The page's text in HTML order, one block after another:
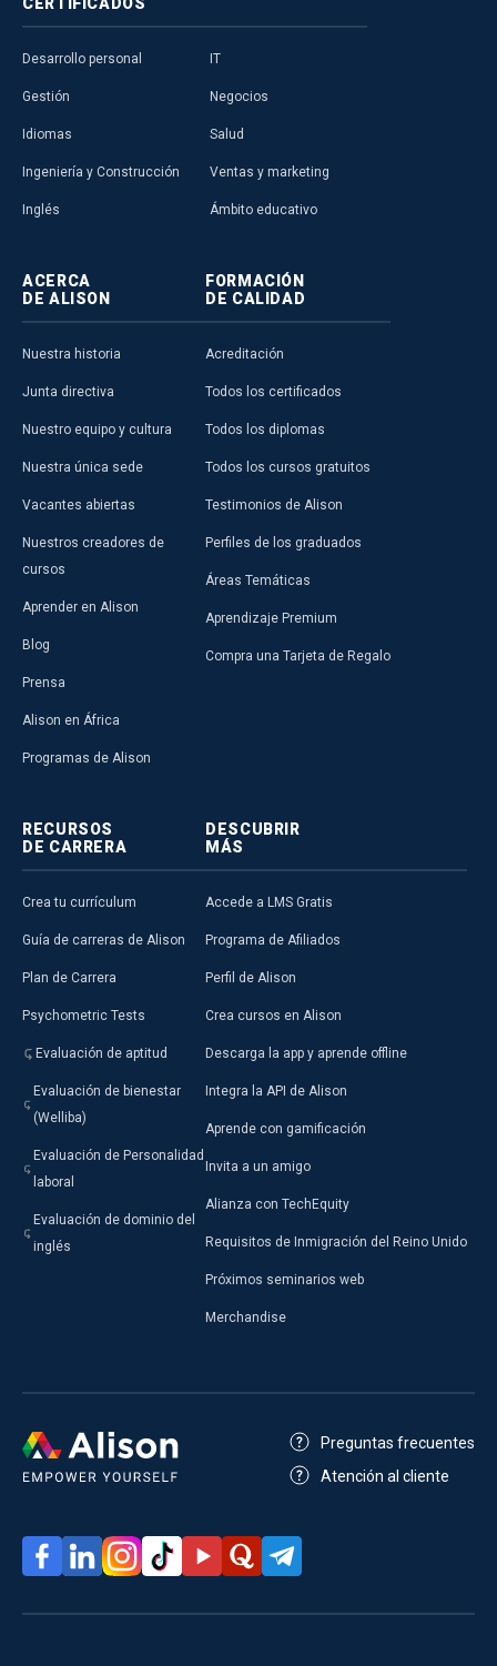
Desarrollo personal
Gestión
Idiomas
Ingeniería y Construcción
Inglés
IT
Negocios
Salud
Ventas y marketing
Ámbito educativo
ACERCA
DE ALISON
Nuestra historia
Junta directiva
Nuestro equipo y cultura
Nuestra única sede
Vacantes abiertas
Nuestros creadores de
cursos
Aprender en Alison
Blog
Prensa
Alison en África
Programas de Alison
FORMACIÓN
DE CALIDAD
Acreditación
Todos los certificados
Todos los diplomas
Todos los cursos gratuitos
Testimonios de Alison
Perfiles de los graduados
Áreas Temáticas
Aprendizaje Premium
Compra una Tarjeta de Regalo
RECURSOS
DE CARRERA
Crea tu currículum
Guía de carreras de Alison
Plan de Carrera
Psychometric Tests
Evaluación de aptitud
Evaluación de bienestar
(Welliba)
Evaluación de Personalidad
laboral
Evaluación de dominio del
inglés
DESCUBRIR
MÁS
Accede a LMS Gratis
Programa de Afiliados
Perfil de Alison
Crea cursos en Alison
Descarga la app y aprende offline
Integra la API de Alison
Aprende con gamificación
Invita a un amigo
Alianza con TechEquity
Requisitos de Inmigración del Reino Unido
Próximos seminarios web
Merchandise
Preguntas frecuentes
Atención al cliente